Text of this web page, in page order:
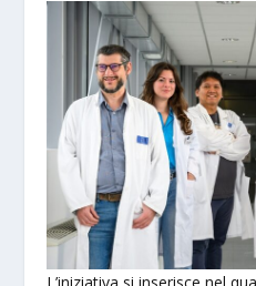
L’iniziativa si inserisce nel